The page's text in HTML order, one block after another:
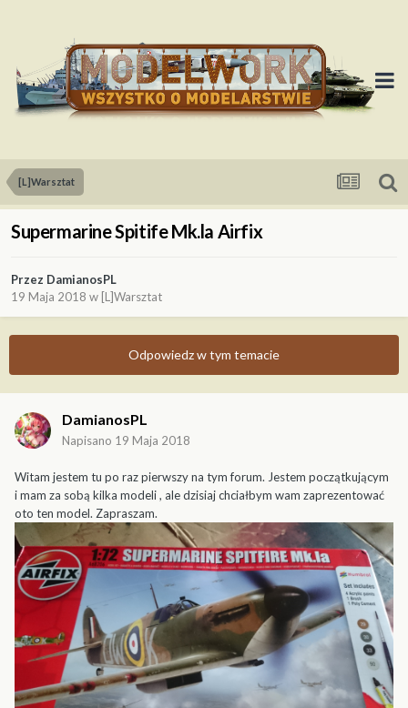
[L]Warsztat
Supermarine Spitife Mk.la Airfix
Przez DamianosPL
19 Maja 2018 w [L]Warsztat
Odpowiedz w tym temacie
DamianosPL
Napisano 19 Maja 2018
Witam jestem tu po raz pierwszy na tym forum. Jestem początkującym
i mam za sobą kilka modeli , ale dzisiaj chciałbym wam zaprezentować
oto ten model. Zapraszam.